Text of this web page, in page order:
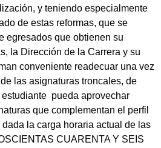
y teniendo especialmente
de estas reformas, que se
egresados que obtienen su
la Dirección de la Carrera y su
conveniente readecuar una vez
las asignaturas troncales, de
pueda aprovechar
que complementan el perfil
la carga horaria actual de las
CUARENTA Y SEIS